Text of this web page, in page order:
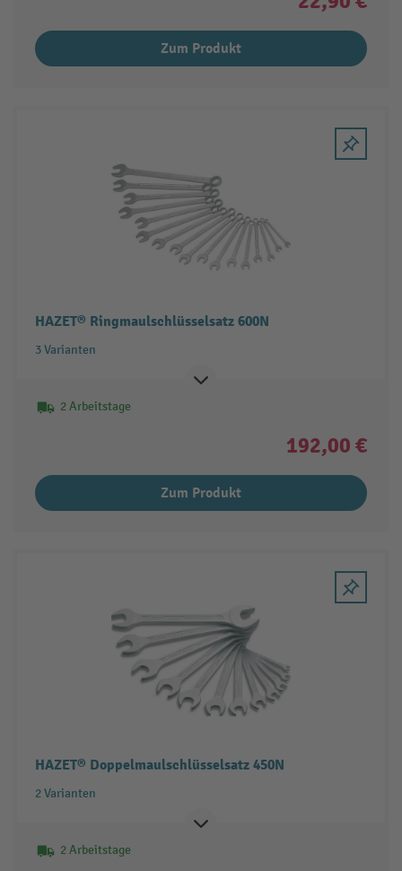
Zum Produkt
HAZET® Ringmaulschlüsselsatz 600N
3 Varianten
2 Arbeitstage
192,00 €
Zum Produkt
HAZET® Doppelmaulschlüsselsatz 450N
2 Varianten
2 Arbeitstage